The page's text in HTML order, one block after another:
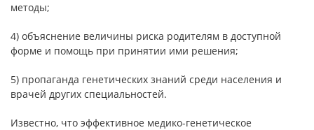
методы;
4) объяснение величины риска родителям в доступной
форме и помощь при принятии ими решения;
5) пропаганда генетических знаний среди населения и
врачей других специальностей.
Известно, что эффективное медико-генетическое